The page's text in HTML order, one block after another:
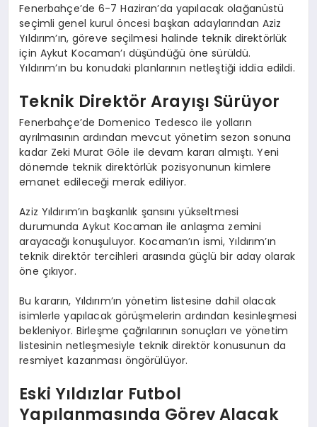
Fenerbahçe’de 6-7 Haziran’da yapılacak olağanüstü
seçimli genel kurul öncesi başkan adaylarından Aziz
Yıldırım’ın, göreve seçilmesi halinde teknik direktörlük
için Aykut Kocaman’ı düşündüğü öne sürüldü.
Yıldırım’ın bu konudaki planlarının netleştiği iddia edildi.
Teknik Direktör Arayışı Sürüyor
Fenerbahçe’de Domenico Tedesco ile yolların
ayrılmasının ardından mevcut yönetim sezon sonuna
kadar Zeki Murat Göle ile devam kararı almıştı. Yeni
dönemde teknik direktörlük pozisyonunun kimlere
emanet edileceği merak ediliyor.
Aziz Yıldırım’ın başkanlık şansını yükseltmesi
durumunda Aykut Kocaman ile anlaşma zemini
arayacağı konuşuluyor. Kocaman’ın ismi, Yıldırım’ın
teknik direktör tercihleri arasında güçlü bir aday olarak
öne çıkıyor.
Bu kararın, Yıldırım’ın yönetim listesine dahil olacak
isimlerle yapılacak görüşmelerin ardından kesinleşmesi
bekleniyor. Birleşme çağrılarının sonuçları ve yönetim
listesinin netleşmesiyle teknik direktör konusunun da
resmiyet kazanması öngörülüyor.
Eski Yıldızlar Futbol
Yapılanmasında Görev Alacak